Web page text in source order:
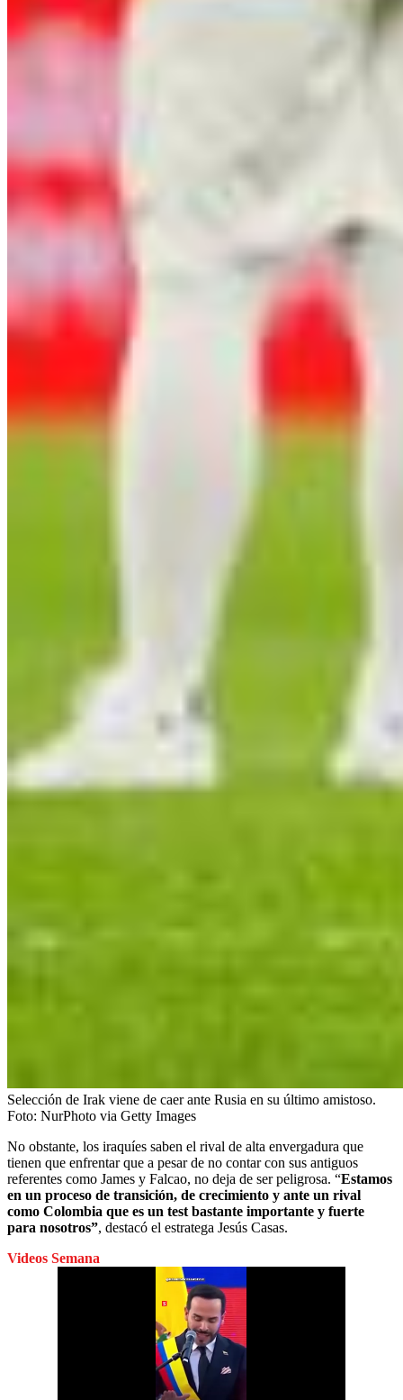
Selección de Irak viene de caer ante Rusia en su último amistoso.
Foto: NurPhoto via Getty Images
No obstante, los iraquíes saben el rival de alta envergadura que
tienen que enfrentar que a pesar de no contar con sus antiguos
referentes como James y Falcao, no deja de ser peligrosa. “Estamos
en un proceso de transición, de crecimiento y ante un rival
como Colombia que es un test bastante importante y fuerte
para nosotros”, destacó el estratega Jesús Casas.
Videos Semana